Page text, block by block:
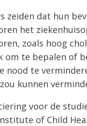
zeiden dat hun
het
zoals hoog
om te bepalen of
nood te
zou kunnen
voor de
of Child